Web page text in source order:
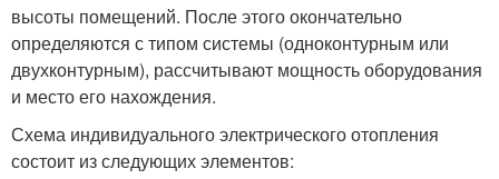
высоты помещений. После этого окончательно
определяются с типом системы (одноконтурным или
двухконтурным), рассчитывают мощность оборудования
и место его нахождения.
Схема индивидуального электрического отопления
состоит из следующих элементов: